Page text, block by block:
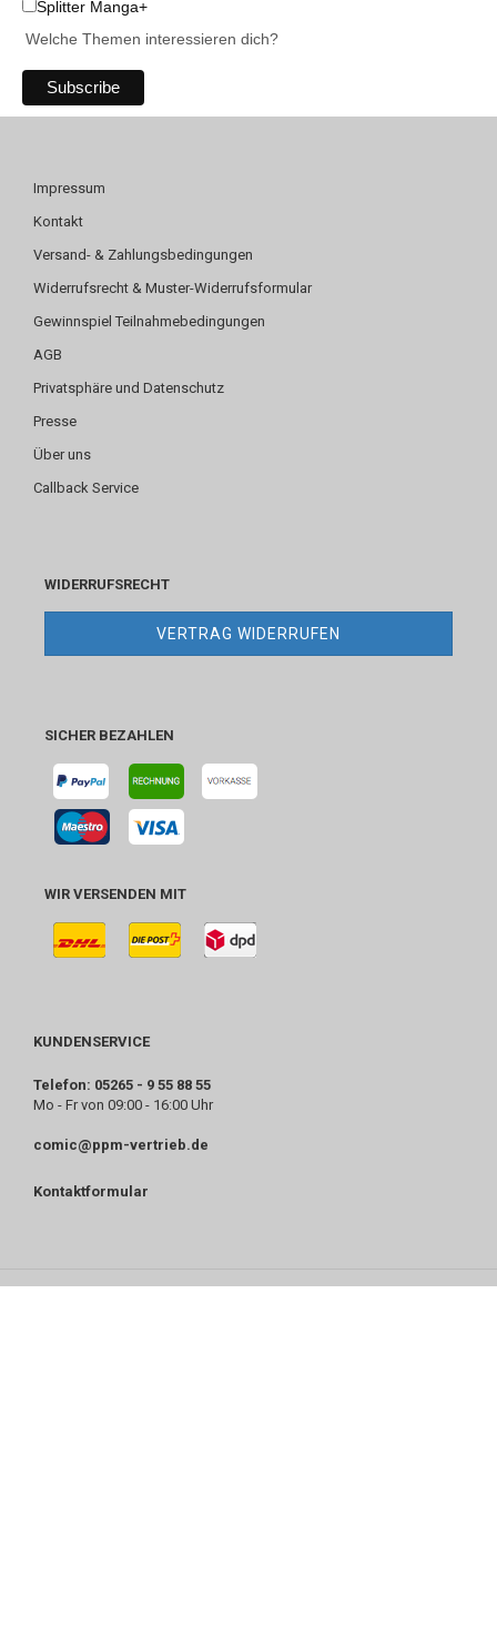
Splitter Manga+
Welche Themen interessieren dich?
Impressum
Kontakt
Versand- & Zahlungsbedingungen
Widerrufsrecht & Muster-Widerrufsformular
Gewinnspiel Teilnahmebedingungen
AGB
Privatsphäre und Datenschutz
Presse
Über uns
Callback Service
WIDERRUFSRECHT
VERTRAG WIDERRUFEN
SICHER BEZAHLEN
WIR VERSENDEN MIT
KUNDENSERVICE
Telefon: 05265 - 9 55 88 55
Mo - Fr von 09:00 - 16:00 Uhr
comic@ppm-vertrieb.de
Kontaktformular